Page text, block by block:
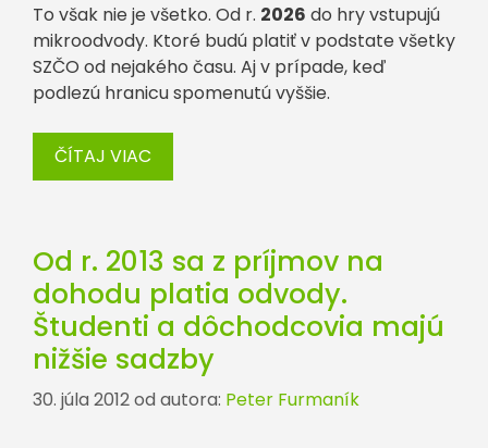
To však nie je všetko. Od r. 2026 do hry vstupujú
mikroodvody. Ktoré budú platiť v podstate všetky
SZČO od nejakého času. Aj v prípade, keď
podlezú hranicu spomenutú vyššie.
ČÍTAJ VIAC
Od r. 2013 sa z príjmov na
dohodu platia odvody.
Študenti a dôchodcovia majú
nižšie sadzby
30. júla 2012od autora: Peter Furmaník